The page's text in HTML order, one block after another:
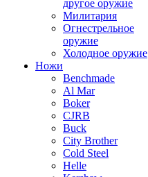
другое оружие
Милитария
Огнестрельное
оружие
Холодное оружие
Ножи
Benchmade
Al Mar
Boker
CJRB
Buck
City Brother
Cold Steel
Helle